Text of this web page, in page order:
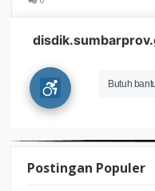
Postingan Populer